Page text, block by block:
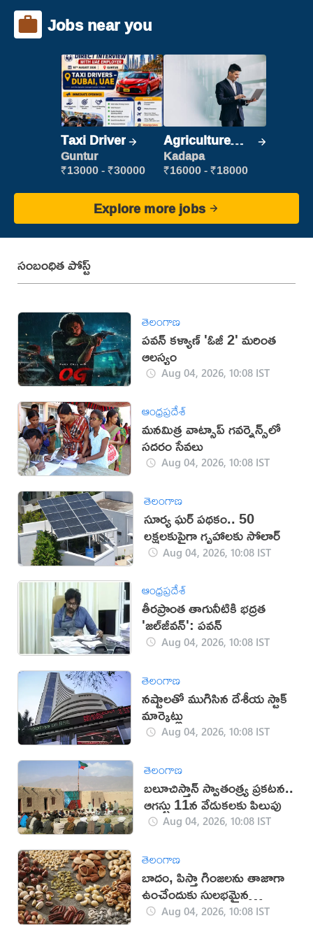
Jobs near you
Taxi Driver
Guntur
₹13000 - ₹30000
Agriculture
Labour
Kadapa
₹16000 - ₹18000
Explore more jobs
సంబంధిత పోస్ట్
తెలంగాణ
పవన్ కళ్యాణ్ 'ఓజీ 2' మరింత
ఆలస్యం
Aug 04, 2026, 10:08 IST
ఆంధ్రప్రదేశ్
మ‌న‌మిత్ర వాట్సాప్ గ‌వ‌ర్నెన్స్‌లో
స‌ద‌రం సేవ‌లు
Aug 04, 2026, 10:08 IST
తెలంగాణ
సూర్య ఘర్ పథకం.. 50
లక్షలకుపైగా గృహాలకు సోలార్
Aug 04, 2026, 10:08 IST
ఆంధ్రప్రదేశ్
తీరప్రాంత తాగునీటికి భద్రత
'జల్‌జీవన్': పవన్‌
Aug 04, 2026, 10:08 IST
తెలంగాణ
నష్టాలతో ముగిసిన దేశీయ స్టాక్
మార్కెట్లు
Aug 04, 2026, 10:08 IST
తెలంగాణ
బలూచిస్తాన్ స్వాతంత్ర్య ప్రకటన..
ఆగస్టు 11న వేడుకలకు పిలుపు
Aug 04, 2026, 10:08 IST
తెలంగాణ
బాదం, పిస్తా గింజలను తాజాగా
ఉంచేందుకు సులభమైన
చిట్కాలు!
Aug 04, 2026, 10:08 IST